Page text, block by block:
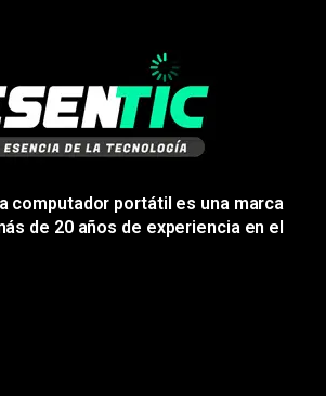
computador portátil es una marca
de 20 años de experiencia en el